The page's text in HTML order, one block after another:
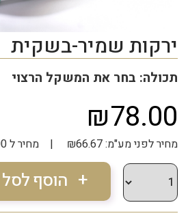
ירקות שמיר-בשקית
תכולה: בחר את המשקל הרצוי
₪78.00
מחיר לפני מע"מ: ₪66.67 | מחיר ל 100 גרם: ₪7.8